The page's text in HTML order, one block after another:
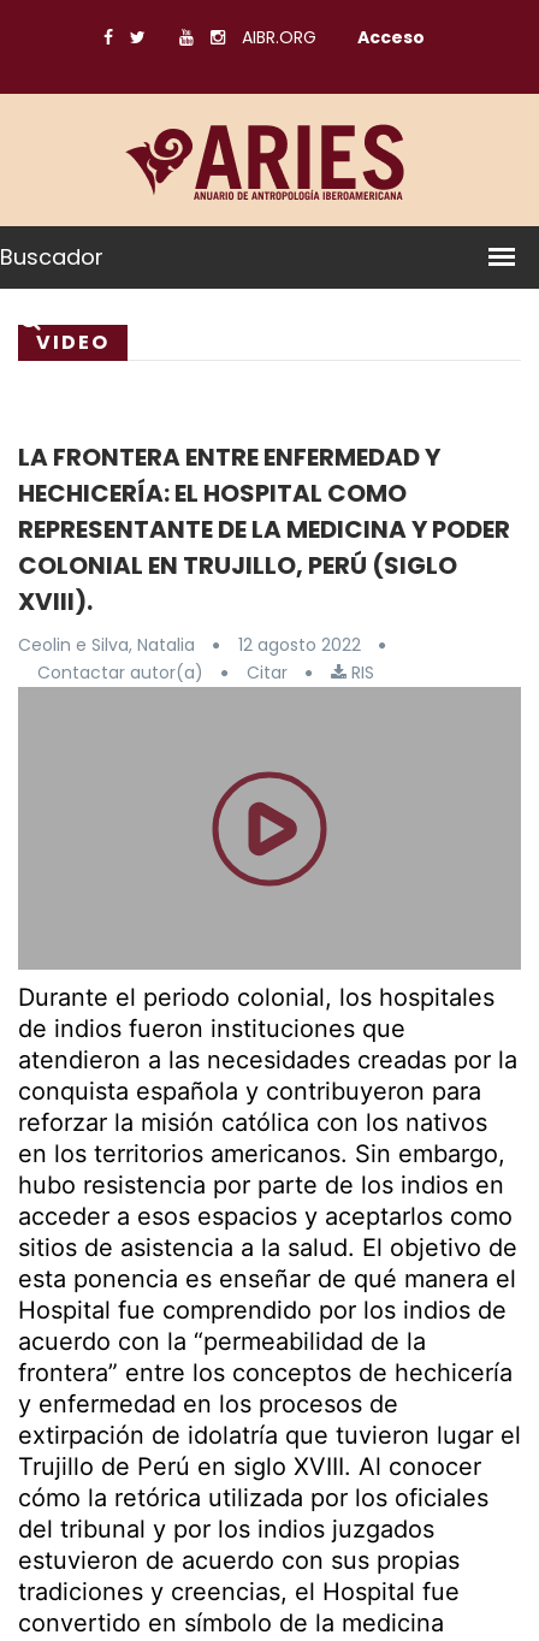
AIBR.ORG Acceso
Buscador
VIDEO
LA FRONTERA ENTRE ENFERMEDAD Y
HECHICERÍA: EL HOSPITAL COMO
REPRESENTANTE DE LA MEDICINA Y PODER
COLONIAL EN TRUJILLO, PERÚ (SIGLO
XVIII).
Ceolin e Silva, Natalia
12 agosto 2022
Contactar autor(a)
Citar RIS
Durante el periodo colonial, los hospitales
de indios fueron instituciones que
atendieron a las necesidades creadas por la
conquista española y contribuyeron para
reforzar la misión católica con los nativos
en los territorios americanos. Sin embargo,
hubo resistencia por parte de los indios en
acceder a esos espacios y aceptarlos como
sitios de asistencia a la salud. El objetivo de
esta ponencia es enseñar de qué manera el
Hospital fue comprendido por los indios de
acuerdo con la “permeabilidad de la
frontera” entre los conceptos de hechicería
y enfermedad en los procesos de
extirpación de idolatría que tuvieron lugar el
Trujillo de Perú en siglo XVIII. Al conocer
cómo la retórica utilizada por los oficiales
del tribunal y por los indios juzgados
estuvieron de acuerdo con sus propias
tradiciones y creencias, el Hospital fue
convertido en símbolo de la medicina